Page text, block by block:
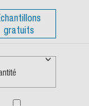
gratuits